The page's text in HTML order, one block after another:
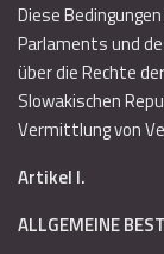
Diese
Parlaments und
über die Rechte
Slowakischen
Vermittlung von
Artikel I.
ALLGEMEINE